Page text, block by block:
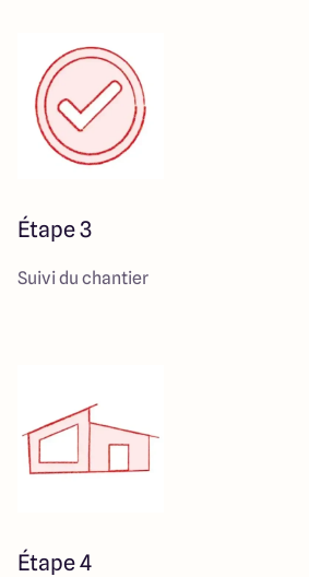
Étape 3
Suivi du chantier
Étape 4